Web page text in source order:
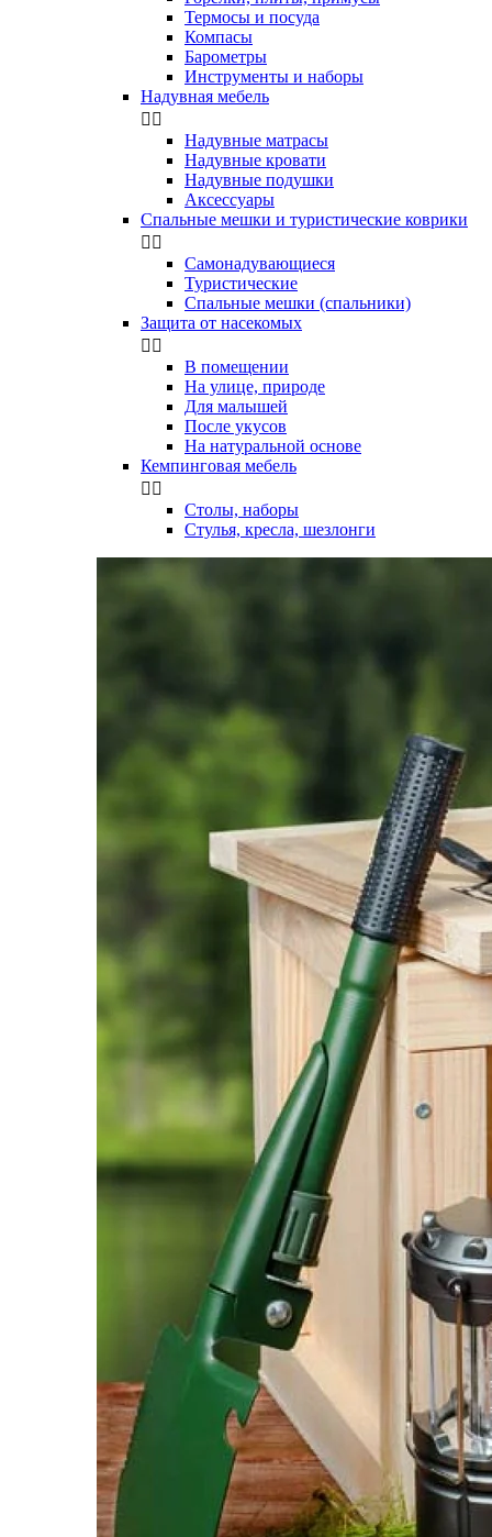
Термосы и посуда
Компасы
Бapoмeтpы
Инструменты и наборы
Надувная мебель
 
Надувные матрасы
Надувные кровати
Надувные подушки
Аксессуары
Спальные мешки и туристические коврики
 
Самонадувающиеся
Туристические
Спальные мешки (спальники)
Защита от насекомых
 
В помещении
На улице, природе
Для малышей
После укусов
На натуральной основе
Кемпинговая мебель
 
Столы, наборы
Стулья, кресла, шезлонги